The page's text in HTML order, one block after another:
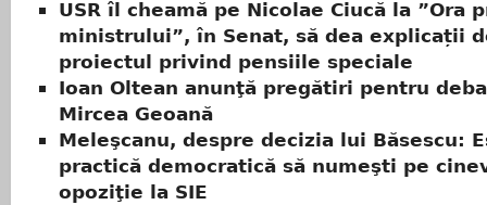
USR îl cheamă pe Nicolae Ciucă la ”Ora
ministrului”, în Senat, să dea explicații
proiectul privind pensiile speciale
Ioan Oltean anunţă pregătiri pentru
Mircea Geoană
Meleşcanu, despre decizia lui Băsescu:
practică democratică să numeşti pe
opoziţie la SIE